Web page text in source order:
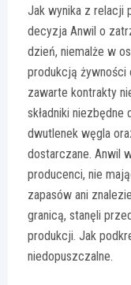
Jak wynika z relacji
decyzja Anwil o
dzień, niemalże w
produkcją żywności
zawarte kontrakty
składniki
dwutlenek węgla
dostarczane. Anwil
producenci, nie
zapasów ani
granicą, stanęli
produkcji. Jak
niedopuszczalne.